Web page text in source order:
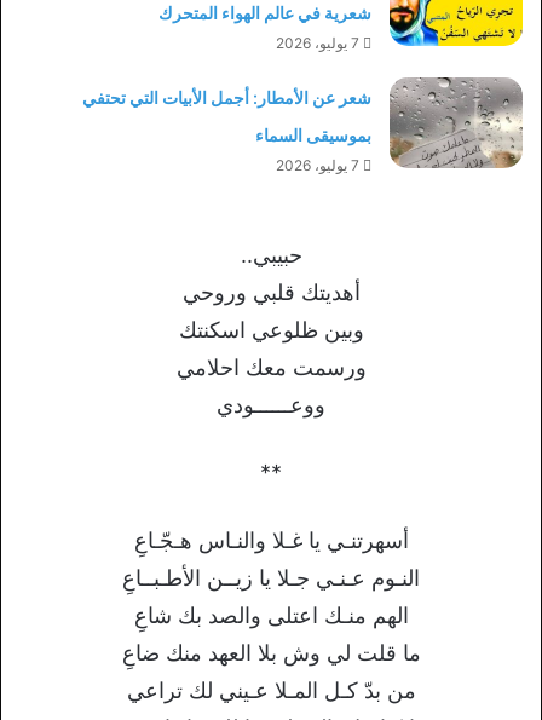
شعرية في عالم الهواء المتحرك
7 يوليو، 2026
شعر عن الأمطار: أجمل الأبيات التي تحتفي
بموسيقى السماء
7 يوليو، 2026
حبيبي..
أهديتك قلبي وروحي
وبين ظلوعي اسكنتك
ورسمت معك احلامي
ووعــــــودي
**
أسهرتنـي يا غـلا والنـاس هـجّـاعِ
النـوم عـنـي جـلا يا زيــن الأطـبــاعِ
الهم منـك اعتلى والصد بك شاعِ
ما قلت لي وش بلا العهد منك ضاعِ
من بدّ كـل المـلا عـيني لك تراعي